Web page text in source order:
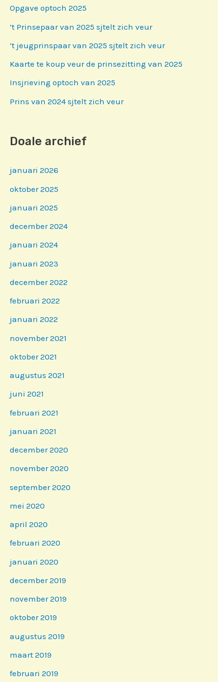
Opgave optoch 2025
’t Prinsepaar van 2025 sjtelt zich veur
’t jeugprinspaar van 2025 sjtelt zich veur
Kaarte te koup veur de prinsezitting van 2025
Insjrieving optoch van 2025
Prins van 2024 sjtelt zich veur
Doale archief
januari 2026
oktober 2025
januari 2025
december 2024
januari 2024
januari 2023
december 2022
februari 2022
januari 2022
november 2021
oktober 2021
augustus 2021
juni 2021
februari 2021
januari 2021
december 2020
november 2020
september 2020
mei 2020
april 2020
februari 2020
januari 2020
december 2019
november 2019
oktober 2019
augustus 2019
maart 2019
februari 2019